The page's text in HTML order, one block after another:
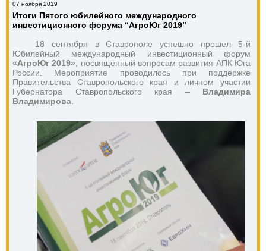
07 ноября 2019
Итоги Пятого юбилейного международного
инвестиционного форума “АгроЮг 2019”
18 сентября в Ставрополе успешно прошёл 5-й
«АгроЮг 2019» , посвящённый вопросам развития АПК Юга
России. Мероприятие проводилось при поддержке
Правительства Ставропольского края и личном участии
Губернатора Ставропольского края – Владимира
Владимирова